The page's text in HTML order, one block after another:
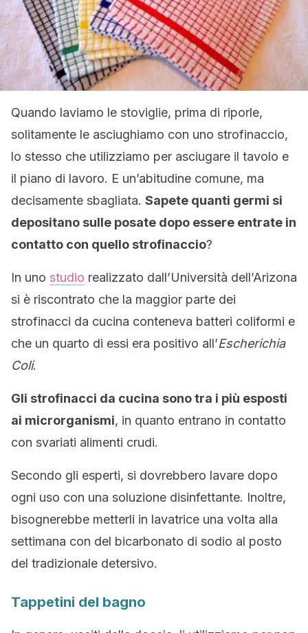
Quando laviamo le stoviglie, prima di riporle,
solitamente le asciughiamo con uno strofinaccio,
lo stesso che utilizziamo per asciugare il tavolo e
il piano di lavoro. E un’abitudine comune, ma
decisamente sbagliata. Sapete quanti germi si
depositano sulle posate dopo essere entrate in
contatto con quello strofinaccio?
In uno studio realizzato dall’Università dell’Arizona
si è riscontrato che la maggior parte dei
strofinacci da cucina conteneva batteri coliformi e
che un quarto di essi era positivo all’Escherichia
Coli.
Gli strofinacci da cucina sono tra i più esposti
ai microrganismi, in quanto entrano in contatto
con svariati alimenti crudi.
Secondo gli esperti, si dovrebbero lavare dopo
ogni uso con una soluzione disinfettante. Inoltre,
bisognerebbe metterli in lavatrice una volta alla
settimana con del bicarbonato di sodio al posto
del tradizionale detersivo.
Tappetini del bagno